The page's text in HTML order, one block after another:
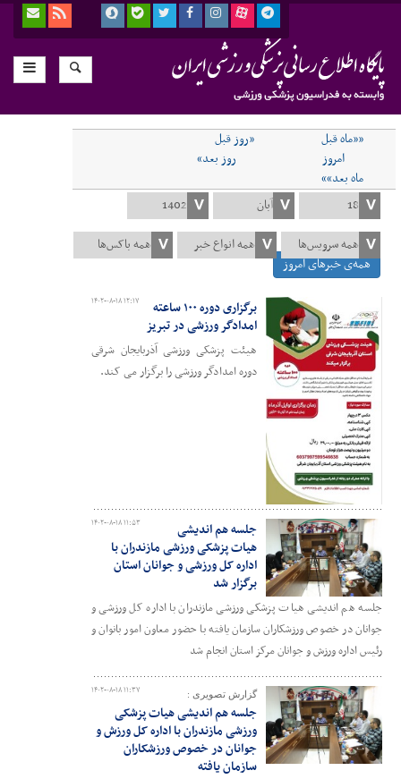
««ماه قبل
«روز قبل
امروز
روز بعد»
ماه بعد»»
همه‌ی خبرهای امروز
۱۴۰۲-۰۸-۱۸ ۱۲:۱۷
برگزاری دوره ۱۰۰ ساعته
امدادگر ورزشی در تبریز
هیئت پزشکی ورزشی آذربایجان شرقی
دوره امدادگر ورزشی را برگزار می کند.
۱۴۰۲-۰۸-۱۸ ۱۱:۵۳
جلسه هم اندیشی
هیات پزشکی ورزشی مازندران با
اداره کل ورزشی و جوانان استان
برگزار شد
جلسه هم اندیشی هیات پزشکی ورزشی مازندران با اداره کل ورزشی و
جوانان در خصوص ورزشکاران سازمان یافته با حضور معاون امور بانوان و
رئیس اداره ورزش و جوانان مرکز استان انجام شد
۱۴۰۲-۰۸-۱۸ ۱۱:۳۷ گزارش تصویری :
جلسه هم اندیشی هیات پزشکی
ورزشی مازندران با اداره کل ورزش و
جوانان در خصوص ورزشکاران
سازمان یافته